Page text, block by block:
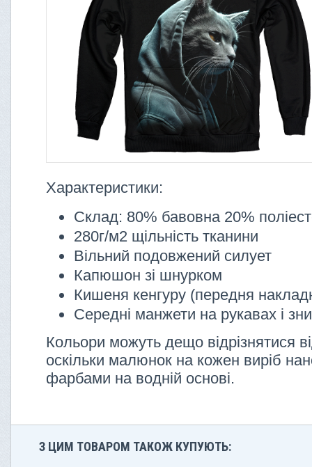
Характеристики:
Склад: 80% бавовна 20%
280г/м2 щільність тканини
Вільний подовжений силует
Капюшон зі шнурком
Кишеня кенгуру (передня
Середні манжети на рукавах і
Кольори можуть дещо відрізнятися
оскільки малюнок на кожен виріб
фарбами на водній основі.
З ЦИМ ТОВАРОМ ТАКОЖ КУПУЮТЬ: